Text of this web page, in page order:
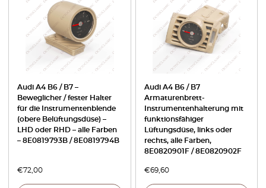
Audi A4 B6 / B7 –
Beweglicher / fester Halter
für die Instrumentenblende
(obere Belüftungsdüse) –
LHD oder RHD – alle Farben
– 8E0819793B / 8E0819794B
€72,00
Audi A4 B6 / B7
Armaturenbrett-
Instrumentenhalterung mit
funktionsfähiger
Lüftungsdüse, links oder
rechts, alle Farben,
8E0820901F / 8E0820902F
€69,60